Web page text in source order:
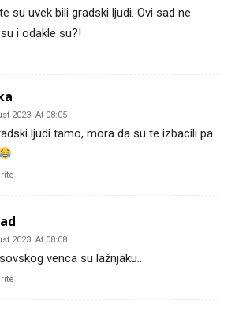
su uvek bili gradski ljudi. Ovi sad ne
i odakle su?!
2023. At 08:05
ljudi tamo, mora da su te izbacili pa
2023. At 08:08
venca su lažnjaku..